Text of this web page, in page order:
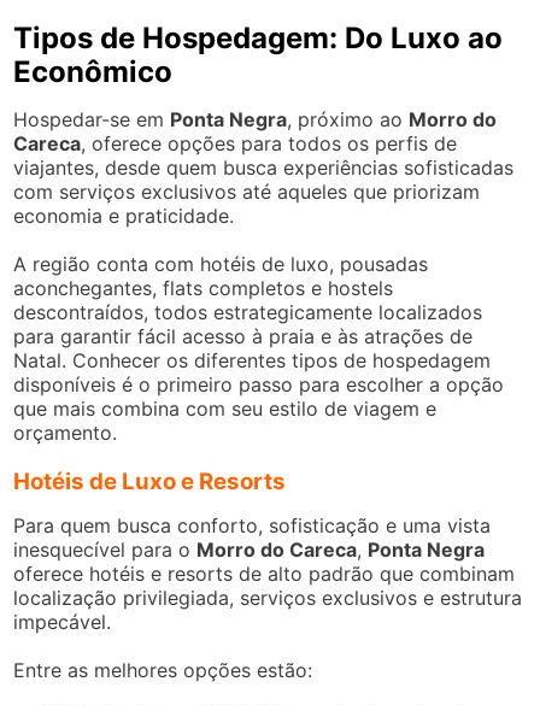
Tipos de Hospedagem: Do Luxo ao
Econômico
Hospedar-se em Ponta Negra, próximo ao Morro do
Careca, oferece opções para todos os perfis de
viajantes, desde quem busca experiências sofisticadas
com serviços exclusivos até aqueles que priorizam
economia e praticidade.
A região conta com hotéis de luxo, pousadas
aconchegantes, flats completos e hostels
descontraídos, todos estrategicamente localizados
para garantir fácil acesso à praia e às atrações de
Natal. Conhecer os diferentes tipos de hospedagem
disponíveis é o primeiro passo para escolher a opção
que mais combina com seu estilo de viagem e
orçamento.
Hotéis de Luxo e Resorts
Para quem busca conforto, sofisticação e uma vista
inesquecível para o Morro do Careca, Ponta Negra
oferece hotéis e resorts de alto padrão que combinam
localização privilegiada, serviços exclusivos e estrutura
impecável.
Entre as melhores opções estão: